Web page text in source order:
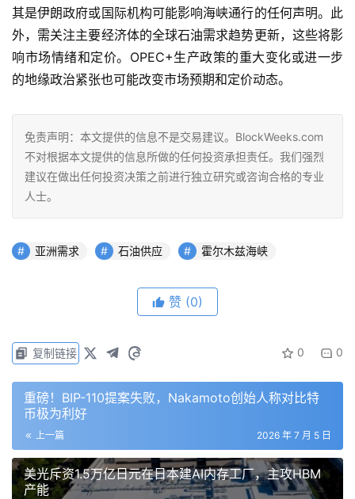
其是伊朗政府或国际机构可能影响海峡通行的任何声明。此
外，需关注主要经济体的全球石油需求趋势更新，这些将影
响市场情绪和定价。OPEC+生产政策的重大变化或进一步
的地缘政治紧张也可能改变市场预期和定价动态。
免责声明：本文提供的信息不是交易建议。BlockWeeks.com
不对根据本文提供的信息所做的任何投资承担责任。我们强烈
建议在做出任何投资决策之前进行独立研究或咨询合格的专业
人士。
亚洲需求 石油供应 霍尔木兹海峡
赞 (0)
0 0
复制链接
重磅！BIP-110提案失败，Nakamoto创始人称对比特
币极为利好
上一篇 2026 年 7 月 5 日
美光斥资1.5万亿日元在日本建AI内存工厂，主攻HBM
产能